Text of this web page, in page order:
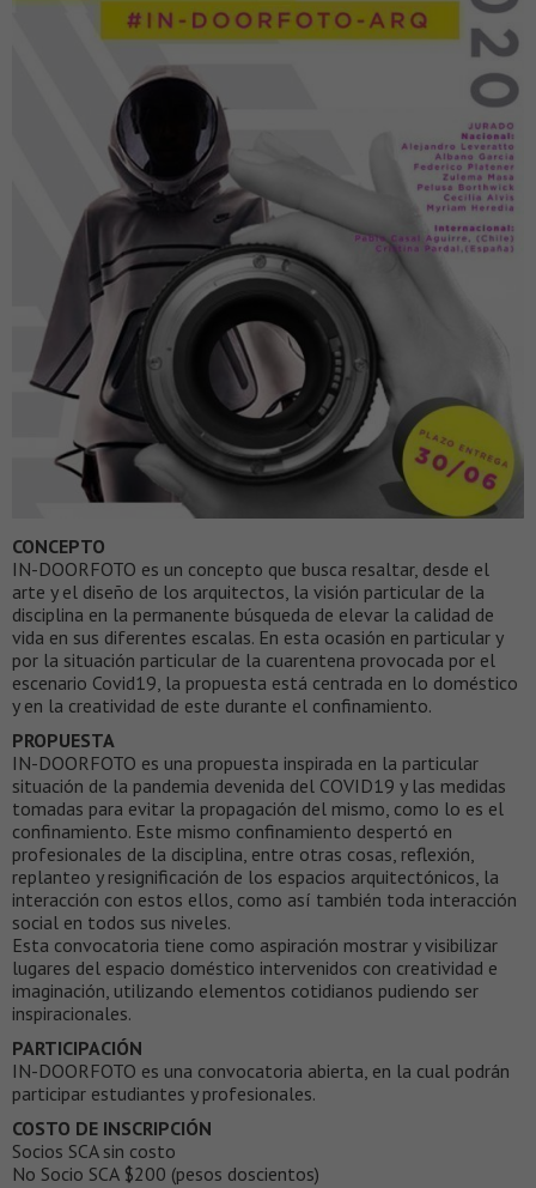
CONCEPTO
IN-DOORFOTO es un concepto que busca resaltar, desde el
arte y el diseño de los arquitectos, la visión particular de la
disciplina en la permanente búsqueda de elevar la calidad de
vida en sus diferentes escalas. En esta ocasión en particular y
por la situación particular de la cuarentena provocada por el
escenario Covid19, la propuesta está centrada en lo doméstico
y en la creatividad de este durante el confinamiento.
PROPUESTA
IN-DOORFOTO es una propuesta inspirada en la particular
situación de la pandemia devenida del COVID19 y las medidas
tomadas para evitar la propagación del mismo, como lo es el
confinamiento. Este mismo confinamiento despertó en
profesionales de la disciplina, entre otras cosas, reflexión,
replanteo y resignificación de los espacios arquitectónicos, la
interacción con estos ellos, como así también toda interacción
social en todos sus niveles.
Esta convocatoria tiene como aspiración mostrar y visibilizar
lugares del espacio doméstico intervenidos con creatividad e
imaginación, utilizando elementos cotidianos pudiendo ser
inspiracionales.
PARTICIPACIÓN
IN-DOORFOTO es una convocatoria abierta, en la cual podrán
participar estudiantes y profesionales.
COSTO DE INSCRIPCIÓN
Socios SCA sin costo
No Socio SCA $200 (pesos doscientos)